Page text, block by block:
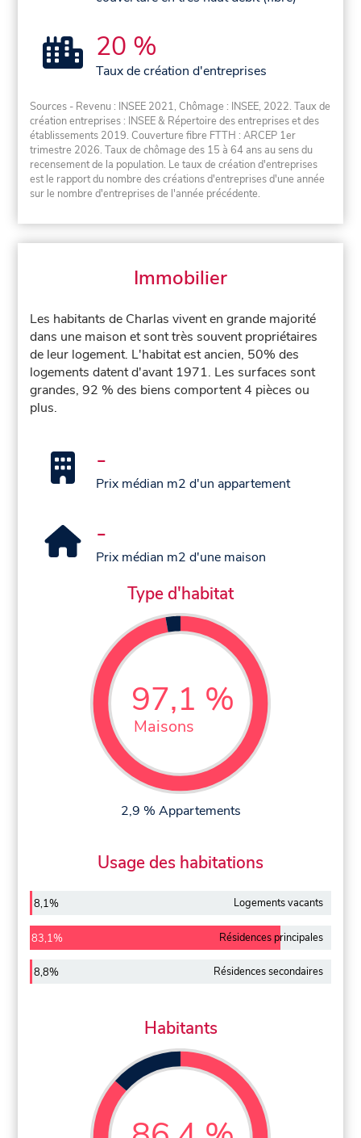
20 %
Taux de création d'entreprises
Sources - Revenu : INSEE 2021, Chômage : INSEE, 2022. Taux de
création entreprises : INSEE & Répertoire des entreprises et des
établissements 2019. Couverture fibre FTTH : ARCEP 1er
trimestre 2026. Taux de chômage des 15 à 64 ans au sens du
recensement de la population. Le taux de création d'entreprises
est le rapport du nombre des créations d'entreprises d'une année
sur le nombre d'entreprises de l'année précédente.
Immobilier
Les habitants de Charlas vivent en grande majorité
dans une maison et sont très souvent propriétaires
de leur logement. L'habitat est ancien, 50% des
logements datent d'avant 1971. Les surfaces sont
grandes, 92 % des biens comportent 4 pièces ou
plus.
-
Prix médian m2 d'un appartement
-
Prix médian m2 d'une maison
Type d'habitat
97,1 %
Maisons
2,9 % Appartements
Usage des habitations
8,1% Logements vacants
83,1% Résidences principales
8,8% Résidences secondaires
Habitants